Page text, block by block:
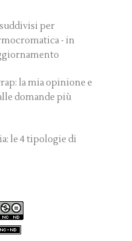
per
- in
la mia opinione e
domande più
le 4 tipologie di